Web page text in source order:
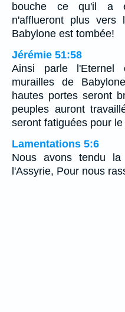
bouche ce qu'il a
n'afflueront plus
Babylone est tombée!
Jérémie 51:58
Ainsi parle l'Eternel
murailles de
hautes portes seront
peuples auront
seront fatiguées pour le
Lamentations 5:6
Nous avons tendu
l'Assyrie, Pour nous